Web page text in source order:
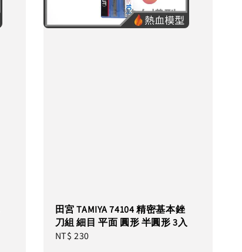
田宮 TAMIYA 74104 精密基本銼
刀組 細目 平面 圓形 半圓形 3入
Regular
NT$ 230